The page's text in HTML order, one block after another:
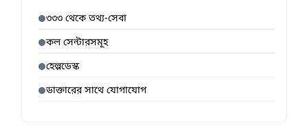
৩৩৩ থেকে তথ্য-সেবা
কল সেন্টারসমূহ
হেল্পডেস্ক
ডাক্তারের সাথে যোগাযোগ